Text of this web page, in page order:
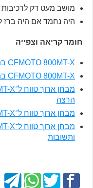
מושב מעט דק לרכיבות
היה נחמד אם היה ברז
חומר קריאה וצפייה
CFMOTO 800MT-X בהשקה עולמית
CFMOTO 800MT-X בהשקה מקומית במדבר יהודה
הרצה
מבחן ארוך טווח ל־CFMOTO 800MT-X – סיבוב בשטח
ותשובות